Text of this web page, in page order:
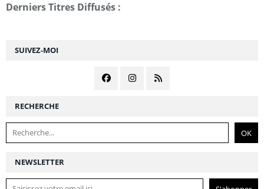
NEWSLETTER
SUIVEZ-MOI
RECHERCHE
Derniers Titres Diffusés :